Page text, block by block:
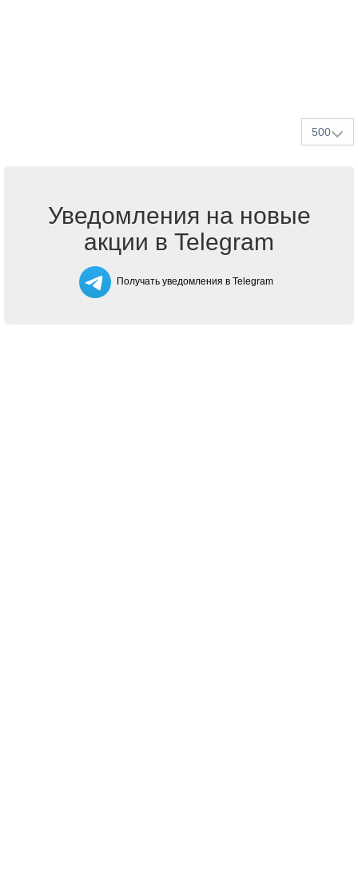
500
Уведомления на новые
акции в Telegram
Получать уведомления в Telegram